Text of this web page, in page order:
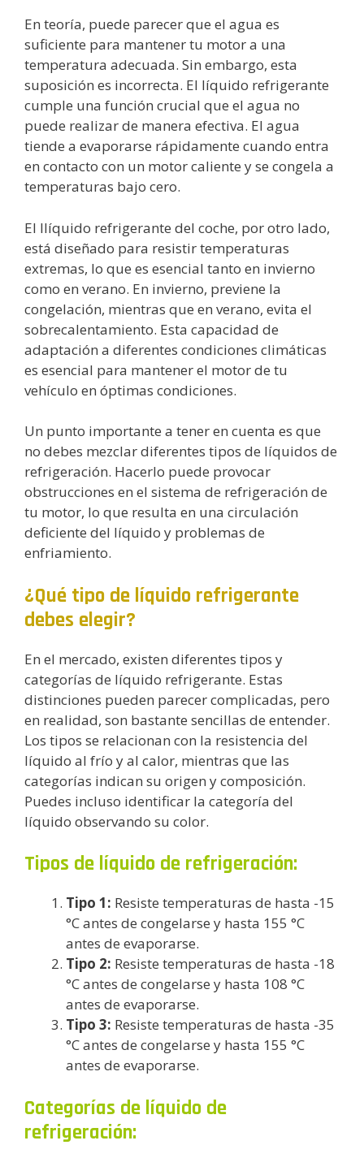
En teoría, puede parecer que el agua es
suficiente para mantener tu motor a una
temperatura adecuada. Sin embargo, esta
suposición es incorrecta. El líquido refrigerante
cumple una función crucial que el agua no
puede realizar de manera efectiva. El agua
tiende a evaporarse rápidamente cuando entra
en contacto con un motor caliente y se congela a
temperaturas bajo cero.
El llíquido refrigerante del coche, por otro lado,
está diseñado para resistir temperaturas
extremas, lo que es esencial tanto en invierno
como en verano. En invierno, previene la
congelación, mientras que en verano, evita el
sobrecalentamiento. Esta capacidad de
adaptación a diferentes condiciones climáticas
es esencial para mantener el motor de tu
vehículo en óptimas condiciones.
Un punto importante a tener en cuenta es que
no debes mezclar diferentes tipos de líquidos de
refrigeración. Hacerlo puede provocar
obstrucciones en el sistema de refrigeración de
tu motor, lo que resulta en una circulación
deficiente del líquido y problemas de
enfriamiento.
¿Qué tipo de líquido refrigerante
debes elegir?
En el mercado, existen diferentes tipos y
categorías de líquido refrigerante. Estas
distinciones pueden parecer complicadas, pero
en realidad, son bastante sencillas de entender.
Los tipos se relacionan con la resistencia del
líquido al frío y al calor, mientras que las
categorías indican su origen y composición.
Puedes incluso identificar la categoría del
líquido observando su color.
Tipos de líquido de refrigeración:
Tipo 1: Resiste temperaturas de hasta -15
°C antes de congelarse y hasta 155 °C
antes de evaporarse.
Tipo 2: Resiste temperaturas de hasta -18
°C antes de congelarse y hasta 108 °C
antes de evaporarse.
Tipo 3: Resiste temperaturas de hasta -35
°C antes de congelarse y hasta 155 °C
antes de evaporarse.
Categorías de líquido de
refrigeración: